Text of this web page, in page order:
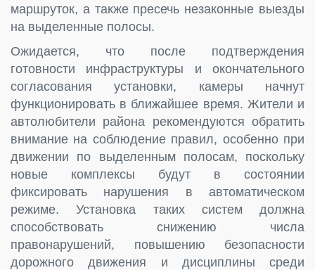
маршруток, а также пресечь незаконные выезды
на выделенные полосы.
Ожидается, что после подтверждения
готовности инфраструктуры и окончательного
согласования установки, камеры начнут
функционировать в ближайшее время. Жители и
автолюбители района рекомендуются обратить
внимание на соблюдение правил, особенно при
движении по выделенным полосам, поскольку
новые комплексы будут в состоянии
фиксировать нарушения в автоматическом
режиме. Установка таких систем должна
способствовать снижению числа
правонарушений, повышению безопасности
дорожного движения и дисциплины среди